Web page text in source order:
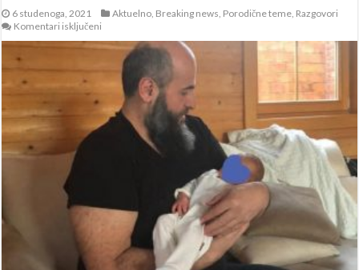
6 studenoga, 2021 Aktuelno Breaking news Porodične teme Razgovori
Komentari isključeni
Muamera
Sedžda
Zukorlić:
smo
tvoja